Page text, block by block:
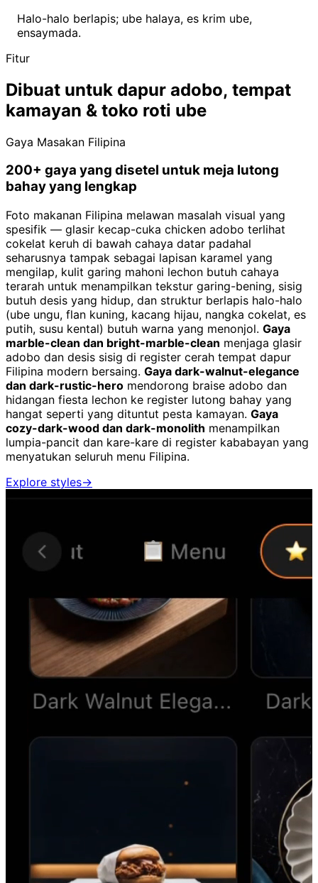
Halo-halo berlapis; ube halaya, es krim ube,
ensaymada.
Fitur
Dibuat untuk dapur adobo, tempat
kamayan & toko roti ube
Gaya Masakan Filipina
200+ gaya yang disetel untuk meja lutong
bahay yang lengkap
Foto makanan Filipina melawan masalah visual yang
spesifik — glasir kecap-cuka chicken adobo terlihat
cokelat keruh di bawah cahaya datar padahal
seharusnya tampak sebagai lapisan karamel yang
mengilap, kulit garing mahoni lechon butuh cahaya
terarah untuk menampilkan tekstur garing-bening, sisig
butuh desis yang hidup, dan struktur berlapis halo-halo
(ube ungu, flan kuning, kacang hijau, nangka cokelat, es
putih, susu kental) butuh warna yang menonjol. Gaya
marble-clean dan bright-marble-clean menjaga glasir
adobo dan desis sisig di register cerah tempat dapur
Filipina modern bersaing. Gaya dark-walnut-elegance
dan dark-rustic-hero mendorong braise adobo dan
hidangan fiesta lechon ke register lutong bahay yang
hangat seperti yang dituntut pesta kamayan. Gaya
cozy-dark-wood dan dark-monolith menampilkan
lumpia-pancit dan kare-kare di register kababayan yang
menyatukan seluruh menu Filipina.
Explore styles→